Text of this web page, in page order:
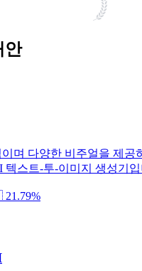
안
며 다양한 비주얼을 제공
텍스트-투-이미지 생성기
21.79%